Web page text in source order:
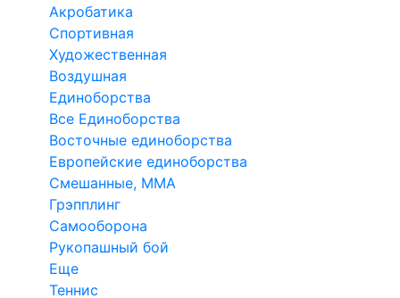
Акробатика
Спортивная
Художественная
Воздушная
Единоборства
Все Единоборства
Восточные единоборства
Европейские единоборства
Смешанные, ММА
Грэпплинг
Самооборона
Рукопашный бой
Еще
Теннис